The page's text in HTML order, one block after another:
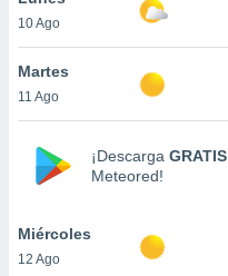
aceptar
de
10 Ago
Martes
11 Ago
¡Descarga GRATIS
Meteored!
Miércoles
12 Ago